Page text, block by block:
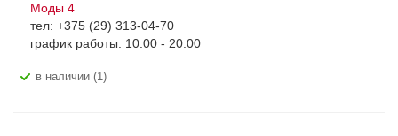
Моды 4
тел: +375 (29) 313-04-70
график работы: 10.00 - 20.00
В наличии (1)